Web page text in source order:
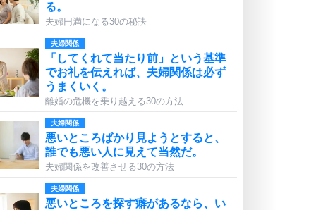
る。
夫婦円満になる30の秘訣
夫婦関係
「してくれて当たり前」という基準
でお礼を伝えれば、夫婦関係は必ず
うまくいく。
離婚の危機を乗り越える30の方法
夫婦関係
悪いところばかり見ようとすると、
誰でも悪い人に見えて当然だ。
夫婦関係を改善させる30の方法
夫婦関係
悪いところを探す癖があるなら、い